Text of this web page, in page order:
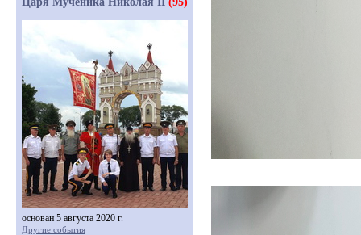
основан 5 августа 2020 г.
Другие события